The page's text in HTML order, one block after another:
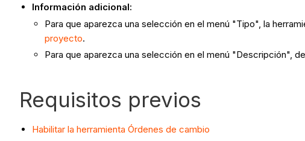
Información adicional:
Para que aparezca una selección en el menú "Tipo", la
proyecto.
Para que aparezca una selección en el menú "Descripción",
Requisitos previos
Habilitar la herramienta Órdenes de cambio